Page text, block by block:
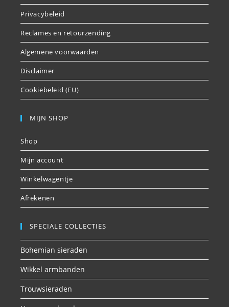
Privacybeleid
Reclames en retourzending
Algemene voorwaarden
Disclaimer
Cookiebeleid (EU)
MIJN SHOP
Shop
Mijn account
Winkelwagentje
Afrekenen
SPECIALE COLLECTIES
Bohemian sieraden
Wikkel armbanden
Trouwsieraden